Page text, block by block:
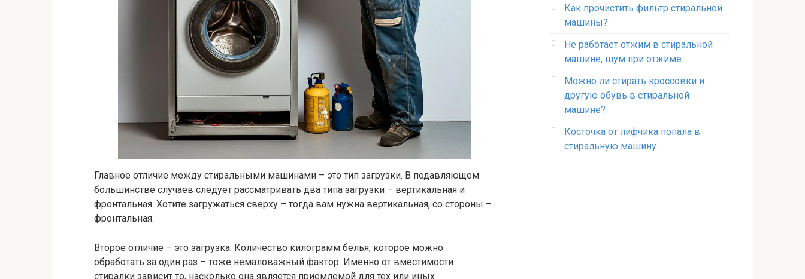
Главное отличие между стиральными машинами – это тип загрузки. В подавляющем
большинстве случаев следует рассматривать два типа загрузки – вертикальная и
фронтальная. Хотите загружаться сверху – тогда вам нужна вертикальная, со стороны –
фронтальная.
Второе отличие – это загрузка. Количество килограмм белья, которое можно
обработать за один раз – тоже немаловажный фактор. Именно от вместимости
стиралки зависит то, насколько она является приемлемой для тех или иных
Как прочистить фильтр стиральной
машины?
Не работает отжим в стиральной
машине, шум при отжиме
Можно ли стирать кроссовки и
другую обувь в стиральной
машине?
Косточка от лифчика попала в
стиральную машину